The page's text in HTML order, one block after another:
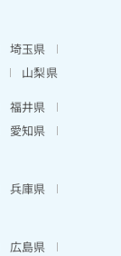
埼玉県
山梨県
福井県
愛知県
兵庫県
広島県